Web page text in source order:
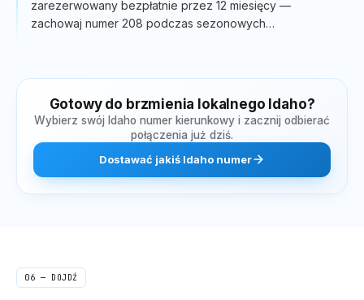
zarezerwowany bezpłatnie przez 12 miesięcy —
zachowaj numer 208 podczas sezonowych
Gotowy do brzmienia lokalnego Idaho?
Wybierz swój Idaho numer kierunkowy i zacznij odbierać
połączenia już dziś.
Dostawać jakiś Idaho numer
06 — DOJDŹ